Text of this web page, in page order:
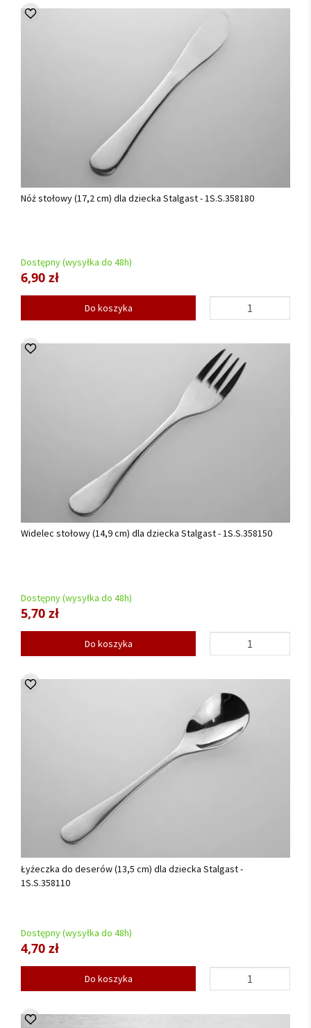
Nóż stołowy (17,2 cm) dla dziecka Stalgast - 1S.S.358180
Dostępny (wysyłka do 48h)
6,90 zł
Do koszyka
Widelec stołowy (14,9 cm) dla dziecka Stalgast - 1S.S.358150
Dostępny (wysyłka do 48h)
5,70 zł
Do koszyka
Łyżeczka do deserów (13,5 cm) dla dziecka Stalgast -
1S.S.358110
Dostępny (wysyłka do 48h)
4,70 zł
Do koszyka